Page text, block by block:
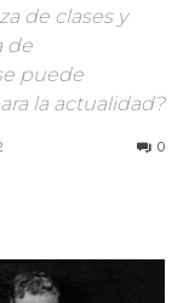
de clases y
de
puede
la actualidad?
0